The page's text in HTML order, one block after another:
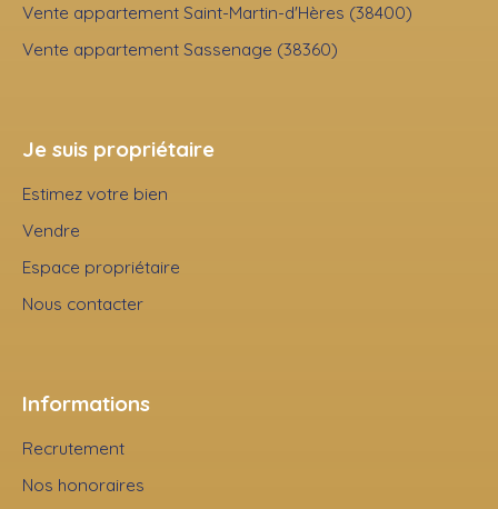
Vente appartement Saint-Martin-d'Hères (38400)
Vente appartement Sassenage (38360)
Je suis propriétaire
Estimez votre bien
Vendre
Espace propriétaire
Nous contacter
Informations
Recrutement
Nos honoraires